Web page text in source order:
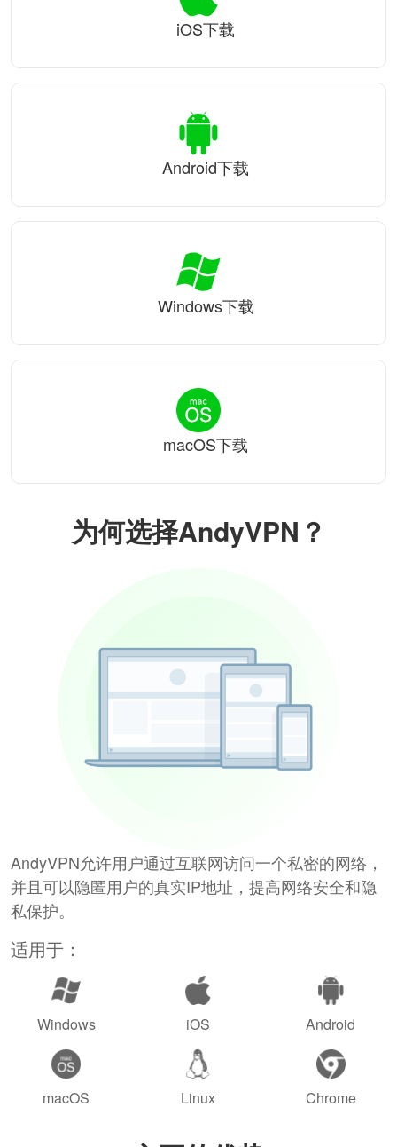
为何选择AndyVPN？
AndyVPN允许用户通过互联网访问一个私密的网络，
并且可以隐匿用户的真实IP地址，提高网络安全和隐
私保护。
适用于：
Windows iOS Android
macOS Linux Chrome
iOS下载
Android下载
Windows下载
macOS下载